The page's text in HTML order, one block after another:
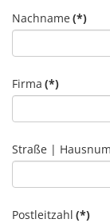
Nachname(*)
Firma (*)
Straße |
Postleitzahl (*)